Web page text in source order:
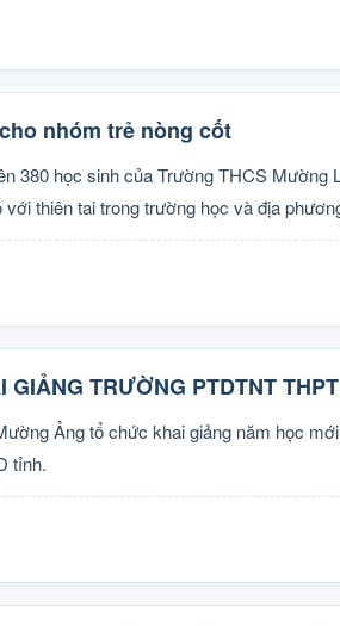
nhóm trẻ nòng cốt
380 học sinh của Trường THCS
thiên tai trong trường học và địa
TRƯỜNG PTDTNT
Ảng tổ chức khai giảng năm học
tỉnh.